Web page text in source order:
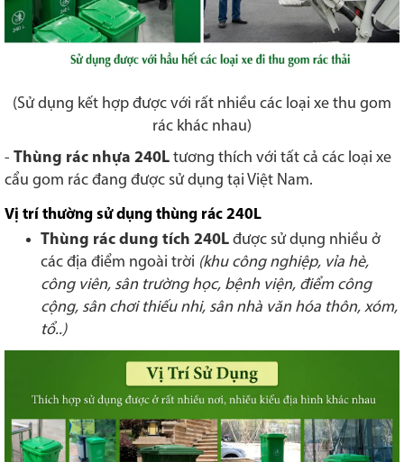
(Sử dụng kết hợp được với rất nhiều các loại xe thu gom
rác khác nhau)
- Thùng rác nhựa 240L tương thích với tất cả các loại xe
cẩu gom rác đang được sử dụng tại Việt Nam.
Vị trí thường sử dụng thùng rác 240L
Thùng rác dung tích 240L được sử dụng nhiều ở
các địa điểm ngoài trời (khu công nghiệp, vỉa hè,
công viên, sân trường học, bệnh viện, điểm công
cộng, sân chơi thiếu nhi, sân nhà văn hóa thôn, xóm,
tổ..)